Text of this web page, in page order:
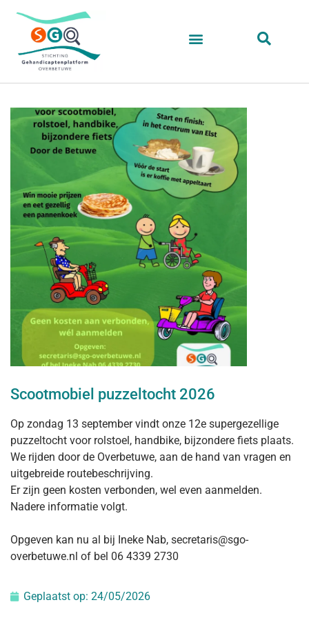
Scootmobiel puzzeltocht 2026
Op zondag 13 september vindt onze 12e supergezellige
puzzeltocht voor rolstoel, handbike, bijzondere fiets plaats.
We rijden door de Overbetuwe, aan de hand van vragen en
uitgebreide routebeschrijving.
Er zijn geen kosten verbonden, wel even aanmelden.
Nadere informatie volgt.
Opgeven kan nu al bij Ineke Nab, secretaris@sgo-
overbetuwe.nl of bel 06 4339 2730
Geplaatst op: 24/05/2026